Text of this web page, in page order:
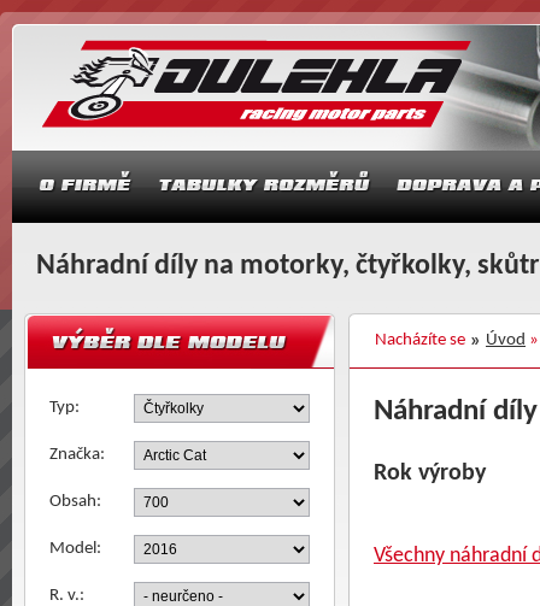
Náhradní díly na motorky, čtyřkolky,
Nacházíte se Úvod
Typ:
Značka:
Obsah:
Model:
R. v.:
Náhradní
Rok výroby
Všechny náhradní